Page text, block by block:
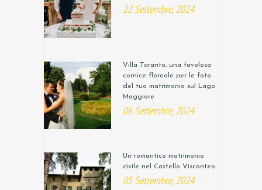
22 Settembre, 2024
Villa Taranto, una favolosa
cornice floreale per le foto
del tuo matrimonio sul Lago
Maggiore
06 Settembre, 2024
Un romantico matrimonio
civile nel Castello Visconteo
05 Settembre, 2024